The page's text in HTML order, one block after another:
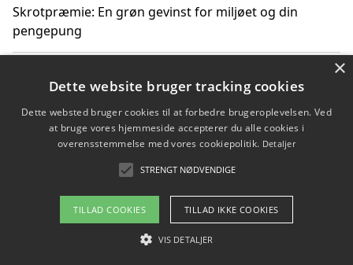
Skrotpræmie: En grøn gevinst for miljøet og din
pengepung
Hvordan blåfade med rist kan hjælpe med at reducere
plastik i havet
Spil kasinospil på et troværdigt online casino: Din
guide til sikker og sjov underholdning
Copyright 2026 - Pilanto Aps
Om / kontakt
×
Dette website bruger tracking cookies
Dette websted bruger cookies til at forbedre brugeroplevelsen. Ved
at bruge vores hjemmeside accepterer du alle cookies i
overensstemmelse med vores cookiepolitik. Detaljer
STRENGT NØDVENDIGE
TILLAD COOKIES TILLAD IKKE COOKIES
VIS DETALJER